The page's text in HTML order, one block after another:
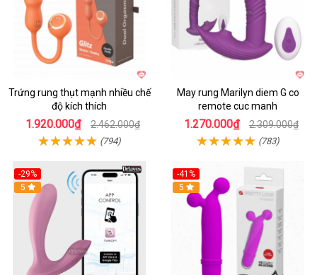
Trứng rung thụt mạnh nhiều chế
độ kích thích
1.920.000₫ 2.462.000₫
(794)
May rung Marilyn diem G co
remote cuc manh
1.270.000₫ 2.309.000₫
(783)
-29%
Hot
5
-41%
Hot
5